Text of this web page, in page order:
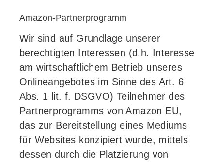
Amazon-Partnerprogramm
Wir sind auf Grundlage unserer
berechtigten Interessen (d.h. Interesse
am wirtschaftlichem Betrieb unseres
Onlineangebotes im Sinne des Art. 6
Abs. 1 lit. f. DSGVO) Teilnehmer des
Partnerprogramms von Amazon EU,
das zur Bereitstellung eines Mediums
für Websites konzipiert wurde, mittels
dessen durch die Platzierung von